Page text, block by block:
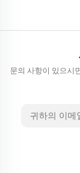
문의 사항이 있으시